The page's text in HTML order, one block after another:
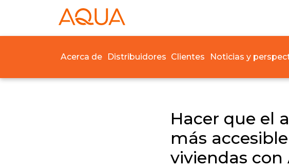
Acerca de Distribuidores Clientes Noticias y
Hacer que el
más
viviendas con